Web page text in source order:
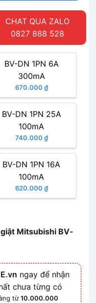
CHAT QUA ZALO
0827 888 528
BV-DN 1PN 6A
300mA
670.000 ₫
BV-DN 1PN 25A
100mA
740.000 ₫
BV-DN 1PN 16A
100mA
620.000 ₫
Mitsubishi BV-
ngay để nhận
chưa từng có
từ10.000.000